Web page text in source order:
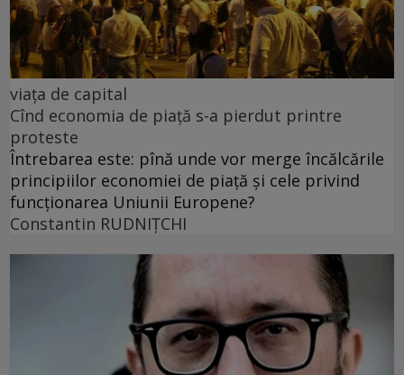
viața de capital
Cînd economia de piață s-a pierdut printre
proteste
Întrebarea este: pînă unde vor merge încălcările
principiilor economiei de piață și cele privind
funcționarea Uniunii Europene?
Constantin RUDNIŢCHI